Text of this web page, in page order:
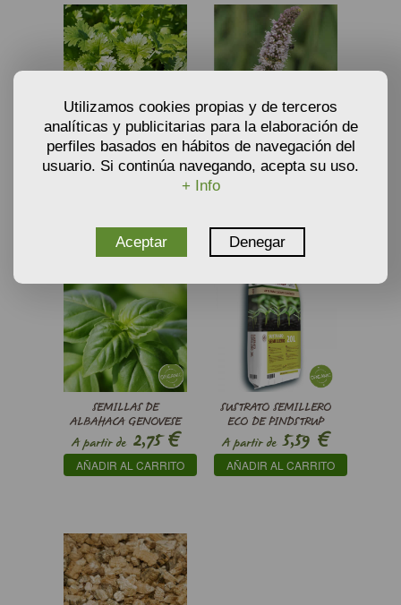
SEMILLAS DE CILANTRO
SLOW BOLT (ORGANIC
SEEDS) - CORIANDRUM
5,50€
SEMILLAS DE
MASTRANZO - MENTHA
ROTUNDIFOLIA
9,90€
SEMILLAS DE
ALBAHACA GENOVESE
(ORGANIC SEEDS) -
OCIMUM BASILICUM
A partir de2,75€
AÑADIR AL CARRITO
SUSTRATO SEMILLERO
ECO DE PINDSTRUP
A partir de5,59 €
AÑADIR AL CARRITO
Utilizamos cookies propias y de terceros
analíticas y publicitarias para la elaboración de
perfiles basados en hábitos de navegación del
usuario. Si continúa navegando, acepta su uso.
+ Info
Aceptar Denegar